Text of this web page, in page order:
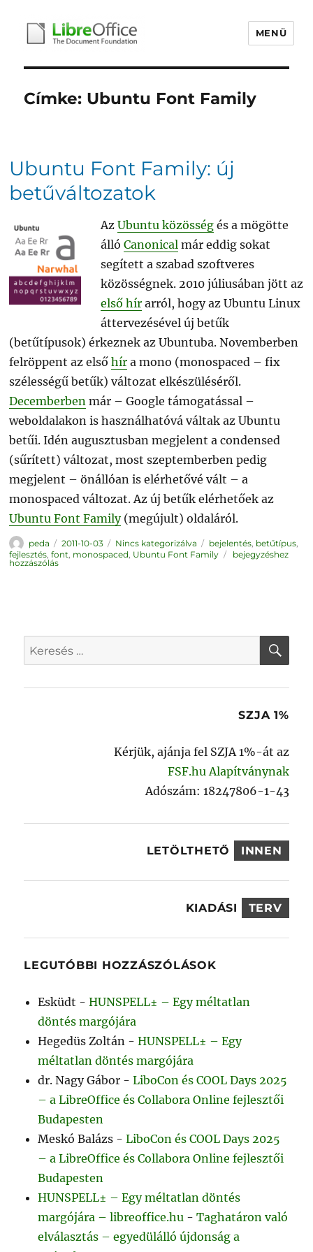
libreoffice.hu
MENÜ
Címke: Ubuntu Font Family
Ubuntu Font Family: új
betűváltozatok
AzUbuntu közösség és a mögötte
állóCanonical már eddig sokat
segített a szabad szoftveres
közösségnek. 2010 júliusában jött az
első hír arról, hogy az Ubuntu Linux
áttervezésével új betűk
(betűtípusok) érkeznek az Ubuntuba. Novemberben
felröppent az elsőhír a mono (monospaced – fix
szélességű betűk) változat elkészüléséről.
Decemberben már – Google támogatással –
weboldalakon is használhatóvá váltak az Ubuntu
betűi. Idén augusztusban megjelent a condensed
(sűrített) változat, most szeptemberben pedig
megjelent – önállóan is elérhetővé vált – a
monospaced változat. Az új betűk elérhetőek az
Ubuntu Font Family(megújult) oldaláról.
Szerző
peda Közzétéve
2011-10-03 Kategória
Nincs kategorizálva Címke
bejelentés, betűtípus,
fejlesztés,font, monospaced, Ubuntu Font Family
Ubuntu
Font
bejegyzéshez
hozzászólás
Keresés
a
SZJA 1%
Kérjük, ajánja fel SZJA 1%-át az
FSF.hu Alapítványnak
Adószám: 18247806-1-43
LETÖLTHETŐ INNEN
KIADÁSI TERV
LEGUTÓBBI HOZZÁSZÓLÁSOK
Esküdt -HUNSPELL± – Egy méltatlan
döntés margójára
Hegedüs Zoltán -HUNSPELL± – Egy
méltatlan döntés margójára
dr. Nagy Gábor -LiboCon és COOL Days 2025
– a LibreOffice és Collabora Online fejlesztői
Budapesten
Meskó Balázs -LiboCon és COOL Days 2025
– a LibreOffice és Collabora Online fejlesztői
Budapesten
HUNSPELL± – Egy méltatlan döntés
margójára – libreoffice.hu -Taghatáron való
elválasztás – egyedülálló újdonság a